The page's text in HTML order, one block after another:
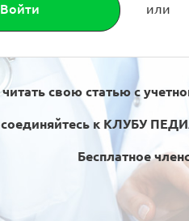
Войти или
свою статью с
к КЛУБУ
Бесплатное